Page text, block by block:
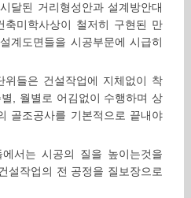
달된 거리형성안과 설계방안대
축미학사상이 철저히 구현된 만
계도면들을 시공부문에 시급히
위들은 건설작업에 지체없이 착
, 월별로 어김없이 수행하며 상
골조공사를 기본적으로 끝내야
서는 시공의 질을 높이는것을
설작업의 전 공정을 질보장으로